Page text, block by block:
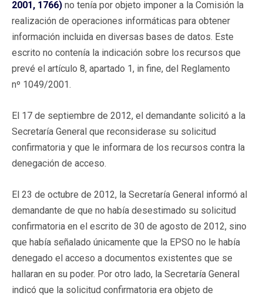
2001, 1766) no tenía por objeto imponer a la Comisión la
realización de operaciones informáticas para obtener
información incluida en diversas bases de datos. Este
escrito no contenía la indicación sobre los recursos que
prevé el artículo 8, apartado 1, in fine, del Reglamento
nº 1049/2001.
El 17 de septiembre de 2012, el demandante solicitó a la
Secretaría General que reconsiderase su solicitud
confirmatoria y que le informara de los recursos contra la
denegación de acceso.
El 23 de octubre de 2012, la Secretaría General informó al
demandante de que no había desestimado su solicitud
confirmatoria en el escrito de 30 de agosto de 2012, sino
que había señalado únicamente que la EPSO no le había
denegado el acceso a documentos existentes que se
hallaran en su poder. Por otro lado, la Secretaría General
indicó que la solicitud confirmatoria era objeto de